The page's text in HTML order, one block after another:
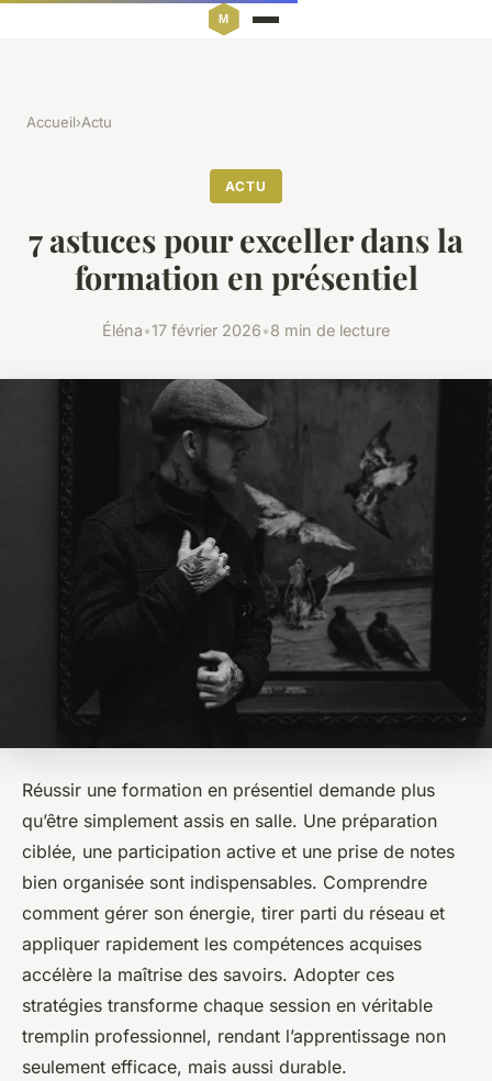
Accueil›Actu
ACTU
7 astuces pour exceller dans la
formation en présentiel
Éléna•17 février 2026•8 min de lecture
Réussir une formation en présentiel demande plus
qu’être simplement assis en salle. Une préparation
ciblée, une participation active et une prise de notes
bien organisée sont indispensables. Comprendre
comment gérer son énergie, tirer parti du réseau et
appliquer rapidement les compétences acquises
accélère la maîtrise des savoirs. Adopter ces
stratégies transforme chaque session en véritable
tremplin professionnel, rendant l’apprentissage non
seulement efficace, mais aussi durable.